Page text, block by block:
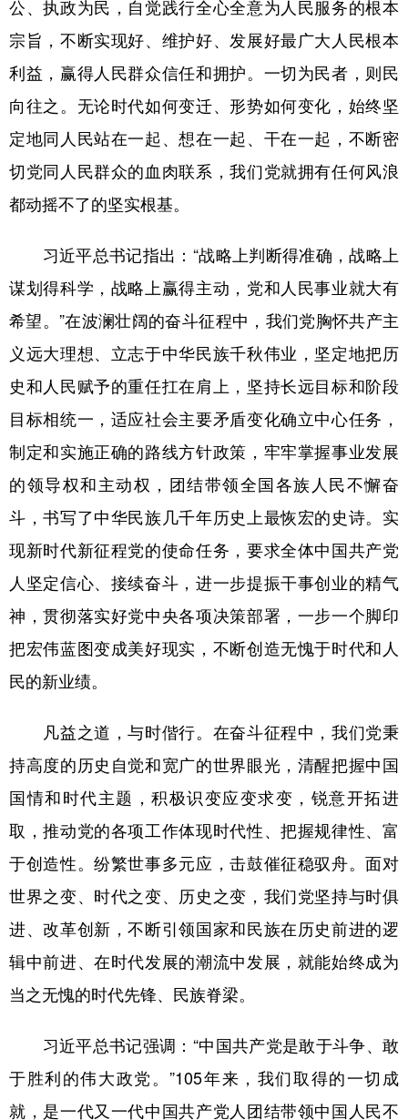
公、执政为民，自觉践行全心全意为人民服务的根本
宗旨，不断实现好、维护好、发展好最广大人民根本
利益，赢得人民群众信任和拥护。一切为民者，则民
向往之。无论时代如何变迁、形势如何变化，始终坚
定地同人民站在一起、想在一起、干在一起，不断密
切党同人民群众的血肉联系，我们党就拥有任何风浪
都动摇不了的坚实根基。
习近平总书记指出：“战略上判断得准确，战略上
谋划得科学，战略上赢得主动，党和人民事业就大有
希望。”在波澜壮阔的奋斗征程中，我们党胸怀共产主
义远大理想、立志于中华民族千秋伟业，坚定地把历
史和人民赋予的重任扛在肩上，坚持长远目标和阶段
目标相统一，适应社会主要矛盾变化确立中心任务，
制定和实施正确的路线方针政策，牢牢掌握事业发展
的领导权和主动权，团结带领全国各族人民不懈奋
斗，书写了中华民族几千年历史上最恢宏的史诗。实
现新时代新征程党的使命任务，要求全体中国共产党
人坚定信心、接续奋斗，进一步提振干事创业的精气
神，贯彻落实好党中央各项决策部署，一步一个脚印
把宏伟蓝图变成美好现实，不断创造无愧于时代和人
民的新业绩。
凡益之道，与时偕行。在奋斗征程中，我们党秉
持高度的历史自觉和宽广的世界眼光，清醒把握中国
国情和时代主题，积极识变应变求变，锐意开拓进
取，推动党的各项工作体现时代性、把握规律性、富
于创造性。纷繁世事多元应，击鼓催征稳驭舟。面对
世界之变、时代之变、历史之变，我们党坚持与时俱
进、改革创新，不断引领国家和民族在历史前进的逻
辑中前进、在时代发展的潮流中发展，就能始终成为
当之无愧的时代先锋、民族脊梁。
习近平总书记强调：“中国共产党是敢于斗争、敢
于胜利的伟大政党。”105年来，我们取得的一切成
就，是一代又一代中国共产党人团结带领中国人民不